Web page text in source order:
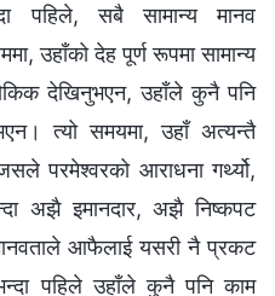
पहिले, सबै सामान्य मानव
उहाँको देह पूर्ण रूपमा सामान्य
देखिनुभएन, उहाँले कुनै पनि
त्यो समयमा, उहाँ अत्यन्तै
परमेश्‍वरको आराधना गर्थ्यो,
अझै इमानदार, अझै निष्कपट
आफैलाई यसरी नै प्रकट
पहिले उहाँले कुनै पनि काम